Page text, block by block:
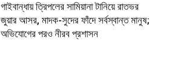
গাইবান্ধায় ত্রিপলের সামিয়ানা টানিয়ে রাতভর
জুয়ার আসর, মাদক-সুদের ফাঁদে সর্বস্বান্ত মানুষ;
অভিযোগের পরও নীরব প্রশাসন